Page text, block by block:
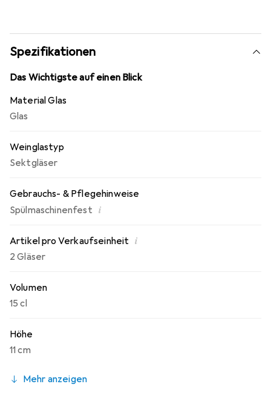
Spezifikationen
Das Wichtigste auf einen Blick
Material Glas
Glas
Weinglastyp
Sektgläser
Gebrauchs- & Pflegehinweise
Spülmaschinenfest i
Artikel pro Verkaufseinheit i
2 Gläser
Volumen
15 cl
Höhe
11 cm
Mehr anzeigen